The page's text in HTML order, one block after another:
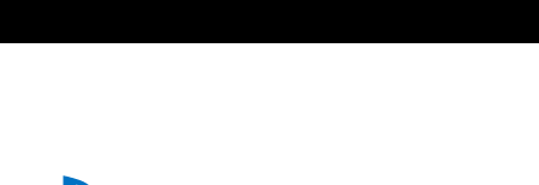
al
playstation.com